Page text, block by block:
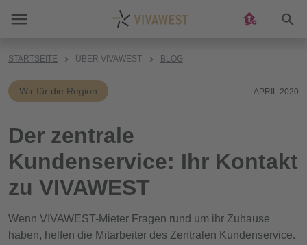
STARTSEITE ÜBER VIVAWEST BLOG
Wir für die Region APRIL 2020
Der zentrale
Kundenservice: Ihr Kontakt
zu VIVAWEST
Wenn VIVAWEST-Mieter Fragen rund um ihr Zuhause
haben, helfen die Mitarbeiter des Zentralen Kundenservice.